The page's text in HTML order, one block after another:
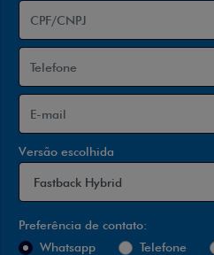
Versão escolhida
Preferência de contato:
Whatsapp
Telefone